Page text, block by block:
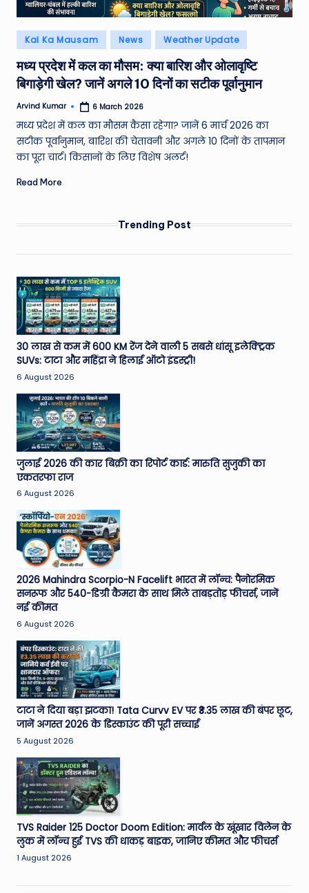
Posted
in
Kal Ka Mausam News Weather Update
मध्य प्रदेश में कल का मौसम: क्या बारिश और ओलावृष्टि
बिगाड़ेगी खेल? जानें अगले 10 दिनों का सटीक पूर्वानुमान
Posted
Arvind Kumar 6 March 2026
मध्य प्रदेश में कल का मौसम कैसा रहेगा? जानें 6 मार्च 2026 का
सटीक पूर्वानुमान, बारिश की चेतावनी और अगले 10 दिनों के तापमान
का पूरा चार्ट। किसानों के लिए विशेष अलर्ट!
Read More
Trending Post
30 लाख से कम में 600 KM रेंज देने वाली 5 सबसे धांसू इलेक्ट्रिक
SUVs: टाटा और महिंद्रा ने हिलाई ऑटो इंडस्ट्री!
6 August 2026
जुलाई 2026 की कार बिक्री का रिपोर्ट कार्ड: मारुति सुजुकी का
एकतरफा राज
6 August 2026
2026 Mahindra Scorpio-N Facelift भारत में लॉन्च: पैनोरमिक
सनरूफ और 540-डिग्री कैमरा के साथ मिले ताबड़तोड़ फीचर्स, जानें
नई कीमत
6 August 2026
टाटा ने दिया बड़ा झटका! Tata Curvv EV पर ₹3.35 लाख की बंपर छूट,
जानें अगस्त 2026 के डिस्काउंट की पूरी सच्चाई
5 August 2026
TVS Raider 125 Doctor Doom Edition: मार्वल के खूंखार विलेन के
लुक में लॉन्च हुई TVS की धाकड़ बाइक, जानिए कीमत और फीचर्स
1 August 2026